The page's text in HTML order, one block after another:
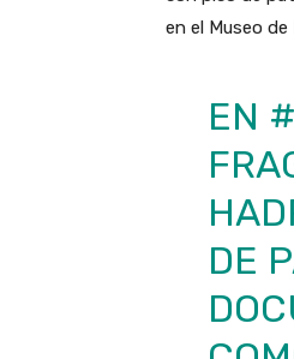
en el Museo
EN
DE